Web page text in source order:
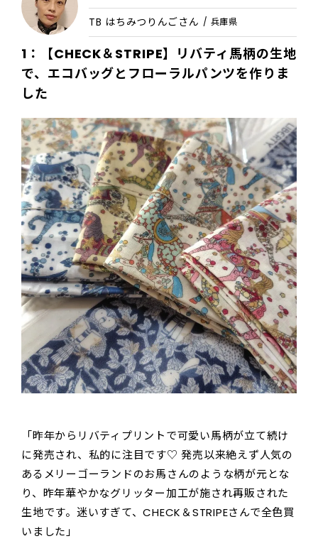
TB はちみつりんごさん / 兵庫県
1：【CHECK＆STRIPE】リバティ馬柄の生地
で、エコバッグとフローラルパンツを作りま
した
「昨年からリバティプリントで可愛い馬柄が立て続け
に発売され、私的に注目です♡ 発売以来絶えず人気の
あるメリーゴーランドのお馬さんのような柄が元とな
り、昨年華やかなグリッター加工が施され再販された
生地です。迷いすぎて、CHECK＆STRIPEさんで全色買
いました」